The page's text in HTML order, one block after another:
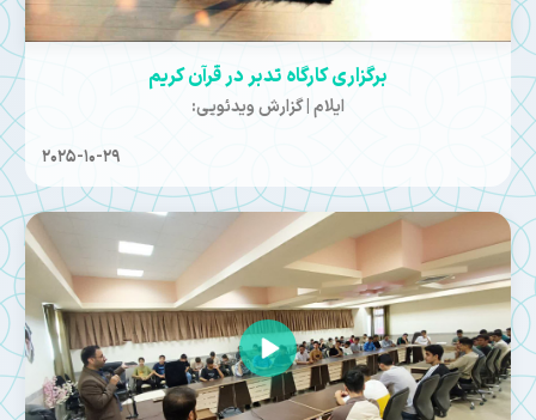
برگزاری کارگاه تدبر در قرآن کریم
ایلام | گزارش ویدئویی:
2025-10-29